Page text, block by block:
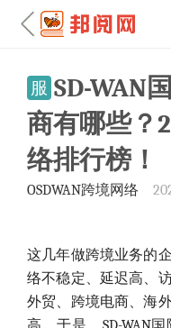
服 SD-WAN
商有哪些？
络排行榜！
OSDWAN跨境网络
这几年做跨境业务的
络不稳定、延迟高、
外贸、跨境电商、海